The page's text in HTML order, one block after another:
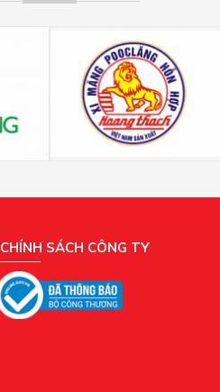
CHÍNH SÁCH CÔNG TY